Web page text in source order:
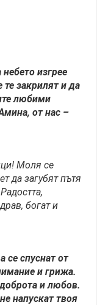
изгрее
те закрилят и да
любими
от нас –
Моля се
да загубят пътя
богат и
се спуснат от
и грижа.
и любов.
напускат твоя